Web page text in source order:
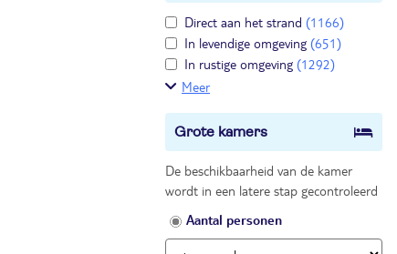
Direct aan het strand (1166)
In levendige omgeving (651)
In rustige omgeving (1292)
Meer
Grote kamers
De beschikbaarheid van de kamer
wordt in een latere stap gecontroleerd
Aantal personen